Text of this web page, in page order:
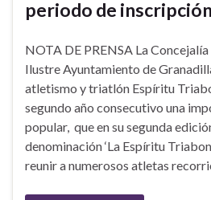
periodo de inscripción
NOTA DE PRENSA La
Ilustre Ayuntamiento de
atletismo y triatlón Espíritu
segundo año consecutivo una
popular, que en su segunda
denominación ‘La Espíritu
reunir a numerosos atletas